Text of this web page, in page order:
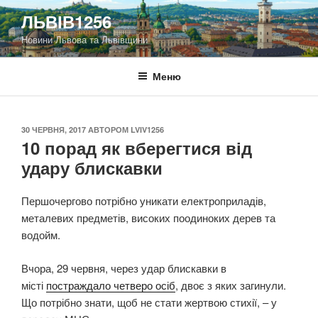
Перейти
до
вмісту
ЛЬВІВ1256
Новини Львова та Львівщини
Меню
ОПУБЛІКОВАНО
30 ЧЕРВНЯ, 2017 АВТОРОМ LVIV1256
10 порад як вберегтися від
удару блискавки
Першочергово потрібно уникати електроприладів,
металевих предметів, високих поодиноких дерев та
водойм.
Вчора, 29 червня, через удар блискавки в
місті постраждало четверо осіб, двоє з яких загинули.
Що потрібно знати, щоб не стати жертвою стихії, – у